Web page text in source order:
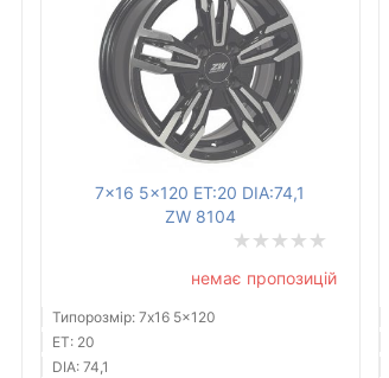
7x16 5x120 ET:20 DIA:74,1
ZW 8104
немає пропозицій
Типорозмір: 7x16 5x120
ET: 20
DIA: 74,1